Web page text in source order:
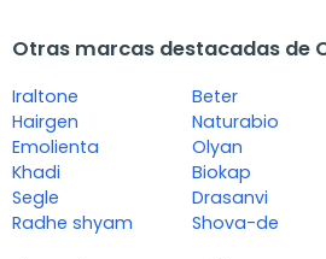
Otras marcas destacadas de
Iraltone
Hairgen
Emolienta
Khadi
Segle
Radhe shyam
Beter
Naturabio
Olyan
Biokap
Drasanvi
Shova-de